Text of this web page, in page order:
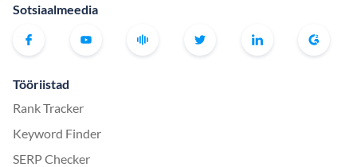
Sotsiaalmeedia
Tööriistad
Rank Tracker
Keyword Finder
SERP Checker